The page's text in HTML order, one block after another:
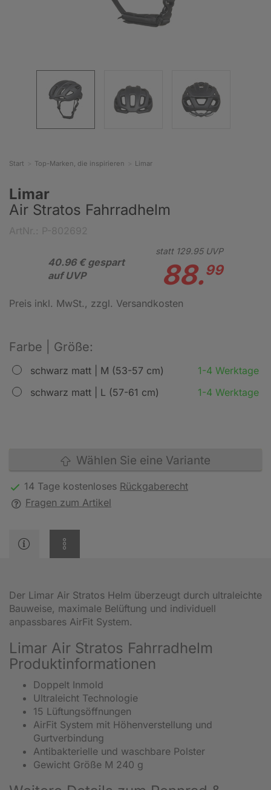
Start Top-Marken, die inspirieren Limar
Limar
Air Stratos Fahrradhelm
40.96 € gespart
auf UVP
statt 129.95UVP
88.99
Preis inkl. MwSt., zzgl. Versandkosten
Farbe | Größe:
schwarz matt | M (53-57 cm)
1-4 Werktage
schwarz matt | L (57-61 cm)
1-4 Werktage
Wählen Sie eine Variante
14 Tage kostenloses Rückgaberecht
Fragen zum Artikel
Der Limar Air Stratos Helm überzeugt durch ultraleichte
Bauweise, maximale Belüftung und individuell
anpassbares AirFit System.
Limar Air Stratos Fahrradhelm
Produktinformationen
Doppelt Inmold
Ultraleicht Technologie
15 Lüftungsöffnungen
AirFit System mit Höhenverstellung und
Gurtverbindung
Antibakterielle und waschbare Polster
Gewicht Größe M 240 g